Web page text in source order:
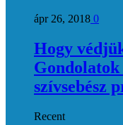
ápr 26, 2018 0
Hogy
Gondolatok
szívsebész
Recent